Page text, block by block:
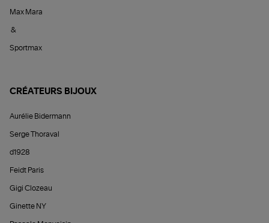
Max Mara
&
Sportmax
CRÉATEURS BIJOUX
Aurélie Bidermann
Serge Thoraval
d1928
Feidt Paris
Gigi Clozeau
Ginette NY